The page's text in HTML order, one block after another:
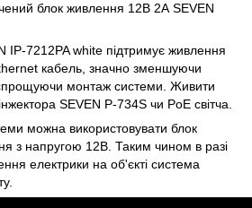
блок живлення 12В 2АSEVEN
IP-7212PA white підтримує живлення
кабель, значно зменшуючи
монтаж системи. Живити
SEVEN P-734S чи PoE світча.
можна використовувати блок
з напругою 12В. Таким чином в разі
електрики на об'єкті система